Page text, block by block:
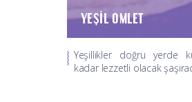
YEŞIL OMLET
Yeşillikler doğru yerde
kadar lezzetli olacak